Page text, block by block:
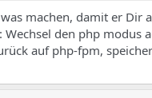
machen, damit er Dir
Wechsel den php modus
auf php-fpm,